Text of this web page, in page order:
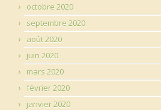
octobre 2020
septembre 2020
août 2020
juin 2020
mars 2020
février 2020
janvier 2020